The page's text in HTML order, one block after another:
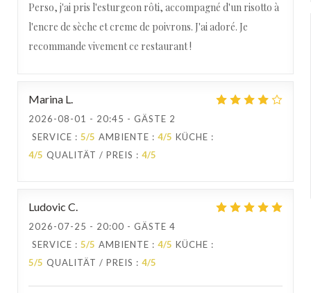
Perso, j'ai pris l'esturgeon rôti, accompagné d'un risotto à
l'encre de sèche et creme de poivrons. J'ai adoré. Je
recommande vivement ce restaurant !
Marina L
2026-08-01 - 20:45 - GÄSTE 2
SERVICE : 5/5 AMBIENTE : 4/5 KÜCHE :
4/5 QUALITÄT / PREIS : 4/5
Ludovic C
2026-07-25 - 20:00 - GÄSTE 4
SERVICE : 5/5 AMBIENTE : 4/5 KÜCHE :
5/5 QUALITÄT / PREIS : 4/5